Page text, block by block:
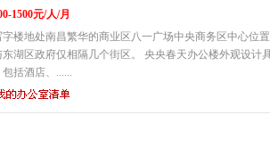
1500元/人/月
楼地处南昌繁华的商业区八一广场中央商务区中心位
湖区政府仅相隔几个街区。 央央春天办公楼外观设计
括酒店、......